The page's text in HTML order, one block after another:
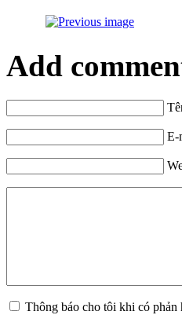
Add
E-
Thông báo cho tôi khi có phản